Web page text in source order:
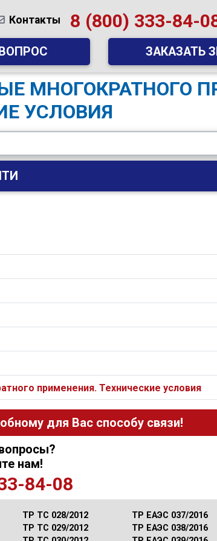
Контакты 8 (800) 333-84-
ЗАКАЗАТЬ
МНОГОКРАТНОГО
УСЛОВИЯ
применения. Технические условия
для Вас способу связи!
нам!
84-08
ТР ТС 028/2012
ТР ТС 029/2012
ТР ЕАЭС 037/2016
ТР ЕАЭС 038/2016